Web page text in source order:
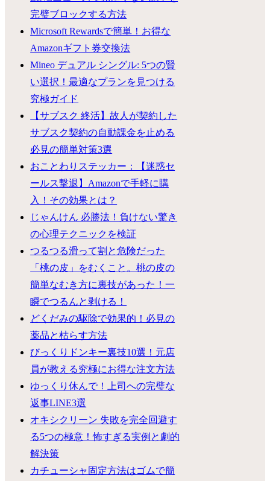
完璧ブロックする方法
Microsoft Rewardsで簡単！お得な
Amazonギフト券交換法
Mineo デュアル シングル: 5つの賢
い選択！最適なプランを見つける
究極ガイド
【サブスク 終活】故人が契約した
サブスク契約の自動課金を止める
必見の簡単対策3選
おことわりステッカー：【迷惑セ
ールス撃退】Amazonで手軽に購
入！その効果とは？
じゃんけん 必勝法！負けない驚き
の心理テクニックを検証
つるつる滑って割と危険だった
「桃の皮」をむくこと。桃の皮の
簡単なむき方に裏技があった！一
瞬でつるんと剥ける！
どくだみの駆除で効果的！必見の
薬品と枯らす方法
びっくりドンキー裏技10選！元店
員が教える究極にお得な注文方法
ゆっくり休んで！上司への完璧な
返事LINE3選
オキシクリーン 失敗を完全回避す
る5つの極意！怖すぎる実例と劇的
解決策
カチューシャ固定方法はゴムで簡